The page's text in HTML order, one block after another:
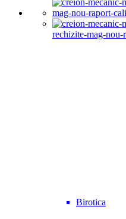
Birotica